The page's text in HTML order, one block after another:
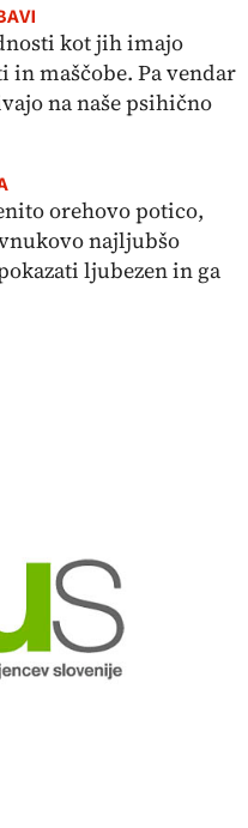
kot jih imajo
maščobe. Pa vendar
na naše psihično
orehovo potico,
najljubšo
ljubezen in ga